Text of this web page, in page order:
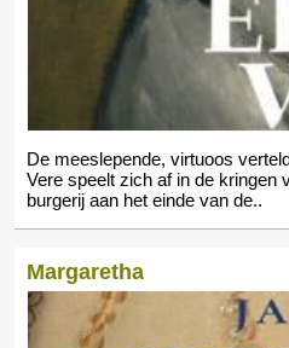
De meeslepende, virtuoos
Vere speelt zich af in de kringen
burgerij aan het einde van de..
Margaretha